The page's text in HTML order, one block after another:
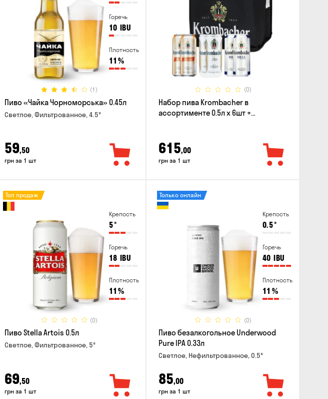
Горечь
10 IBU
Плотность
11 %
(1)
Пиво «Чайка Чорноморська» 0.45л
Светлое, Фильтрованное, 4.5°
59,50
грн за 1 шт
(0)
Набор пива Krombacher в
ассортименте 0.5л х 6шт +
615,00
грн за 1 шт
Крепость
5°
Горечь
18 IBU
Плотность
11 %
(0)
Топ продаж
Пиво Stella Artois 0.5л
Светлое, Фильтрованное, 5°
69,50
грн за 1 шт
Крепость
0.5°
Горечь
40 IBU
Плотность
11 %
(0)
Только онлайн
Пиво безалкогольное Underwood
Pure IPA 0.33л
Светлое, Нефильтрованное, 0.5°
85,00
грн за 1 шт